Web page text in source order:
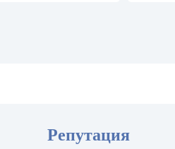
Репутация